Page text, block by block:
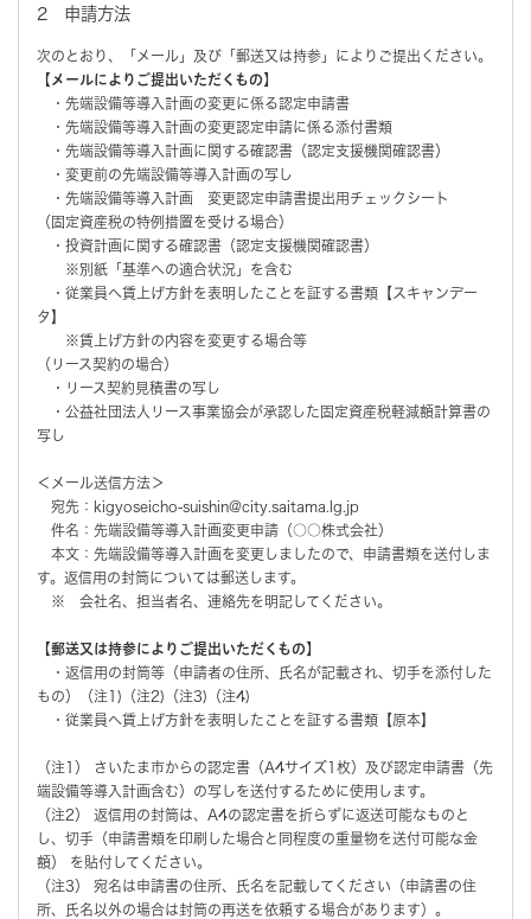
2 申請方法
次のとおり、「メール」及び「郵送又は持参」によりご提出ください。
【メールによりご提出いただくもの】
・先端設備等導入計画の変更に係る認定申請書
・先端設備等導入計画の変更認定申請に係る添付書類
・先端設備等導入計画に関する確認書（認定支援機関確認書）
・変更前の先端設備等導入計画の写し
・先端設備等導入計画 変更認定申請書提出用チェックシート
（固定資産税の特例措置を受ける場合）
・投資計画に関する確認書（認定支援機関確認書）
※別紙「基準への適合状況」を含む
・従業員へ賃上げ方針を表明したことを証する書類【スキャンデー
タ】
※賃上げ方針の内容を変更する場合等
（リース契約の場合）
・リース契約見積書の写し
・公益社団法人リース事業協会が承認した固定資産税軽減額計算書の
写し
＜メール送信方法＞
宛先：kigyoseicho-suishin@city.saitama.lg.jp
件名：先端設備等導入計画変更申請（○○株式会社）
本文：先端設備等導入計画を変更しましたので、申請書類を送付しま
す。返信用の封筒については郵送します。
※ 会社名、担当者名、連絡先を明記してください。
【郵送又は持参によりご提出いただくもの】
・返信用の封筒等（申請者の住所、氏名が記載され、切手を添付した
もの）（注1)（注2)（注3)（注4)
・従業員へ賃上げ方針を表明したことを証する書類【原本】
（注1） さいたま市からの認定書（A4サイズ1枚）及び認定申請書（先
端設備等導入計画含む）の写しを送付するために使用します。
（注2） 返信用の封筒は、A4の認定書を折らずに返送可能なものと
し、切手（申請書類を印刷した場合と同程度の重量物を送付可能な金
額） を貼付してください。
（注3） 宛名は申請書の住所、氏名を記載してください（申請書の住
所、氏名以外の場合は封筒の再送を依頼する場合があります）。